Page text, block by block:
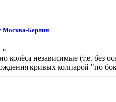
Москва-Берлин
»
колёса независимые (т.е. без
кривых колпарой "по